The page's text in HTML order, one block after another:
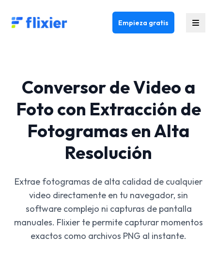
Flixier logo - Home Empieza gratis
Conversor de Video a
Foto con Extracción de
Fotogramas en Alta
Resolución
Extrae fotogramas de alta calidad de cualquier
video directamente en tu navegador, sin
software complejo ni capturas de pantalla
manuales. Flixier te permite capturar momentos
exactos como archivos PNG al instante.